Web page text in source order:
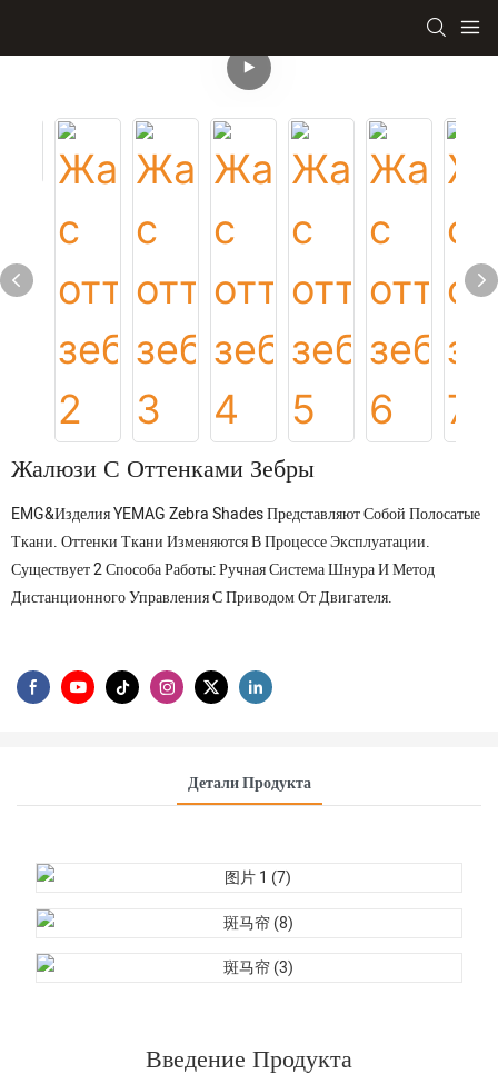
Жалюзи С Оттенками Зебры
EMG&Изделия YEMAG Zebra Shades Представляют Собой Полосатые
Ткани. Оттенки Ткани Изменяются В Процессе Эксплуатации.
Существует 2 Способа Работы: Ручная Система Шнура И Метод
Дистанционного Управления С Приводом От Двигателя.
Детали Продукта
Введение Продукта